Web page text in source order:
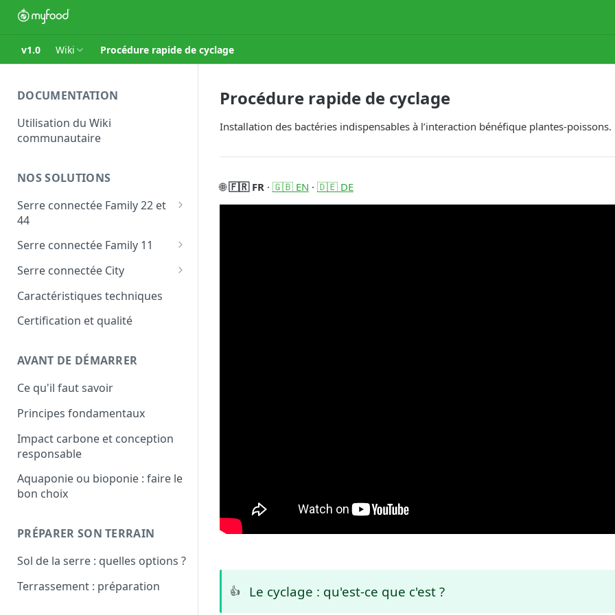
v1.0 Wiki Procédure rapide de cyclage
DOCUMENTATION
Utilisation du Wiki
communautaire
NOS SOLUTIONS
Serre connectée Family 22 et
44
Les modules personnalisés
Serre connectée Family 11
Les modules personnalisés
Serre connectée City
Les modules personnalisés
Caractéristiques techniques
Certification et qualité
AVANT DE DÉMARRER
Ce qu'il faut savoir
Principes fondamentaux
Impact carbone et conception
responsable
Aquaponie ou bioponie : faire le
bon choix
PRÉPARER SON TERRAIN
Sol de la serre : quelles options ?
Terrassement : préparation
Procédure rapide de cyclage
Installation des bactéries indispensables à l’interaction bénéfique plantes-poissons.
🌐🇫🇷 FR · 🇬🇧 EN · 🇩🇪 DE
👍 Le cyclage : qu'est-ce que c'est ?